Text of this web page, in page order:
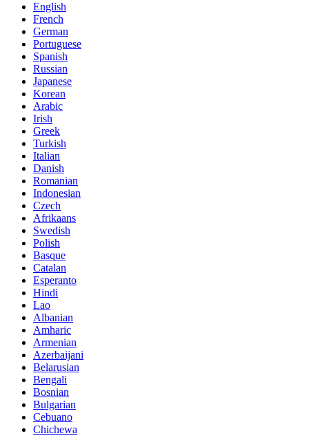
English
French
German
Portuguese
Spanish
Russian
Japanese
Korean
Arabic
Irish
Greek
Turkish
Italian
Danish
Romanian
Indonesian
Czech
Afrikaans
Swedish
Polish
Basque
Catalan
Esperanto
Hindi
Lao
Albanian
Amharic
Armenian
Azerbaijani
Belarusian
Bengali
Bosnian
Bulgarian
Cebuano
Chichewa